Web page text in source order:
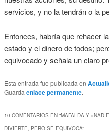
servicios, y no la tendrán o la
Entonces, habría que rehacer
estado y el dinero de todos;
equivocado y señala un claro
Esta entrada fue publicada en
Guarda enlace permanente.
10 COMENTARIOS EN “MAFALDA Y
DIVIERTE, PERO SE EQUIVOCA”